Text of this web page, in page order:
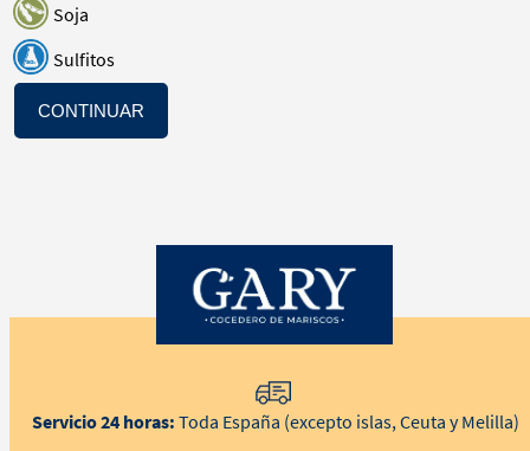
Soja
Sulfitos
CONTINUAR
Servicio 24 horas:Toda España (excepto islas, Ceuta y Melilla)